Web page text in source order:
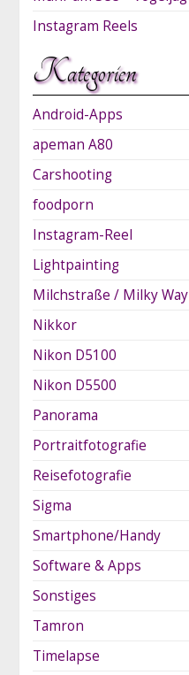
Instagram Reels
Kategorien
Android-Apps
apeman A80
Carshooting
foodporn
Instagram-Reel
Lightpainting
Milchstraße / Milky Way
Nikkor
Nikon D5100
Nikon D5500
Panorama
Portraitfotografie
Reisefotografie
Sigma
Smartphone/Handy
Software & Apps
Sonstiges
Tamron
Timelapse